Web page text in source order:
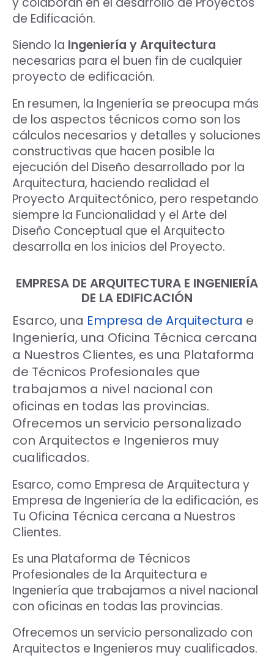
de Edificación.
Siendo la Ingeniería y Arquitectura
necesarias para el buen fin de cualquier
proyecto de edificación.
En resumen, la Ingeniería se preocupa más
de los aspectos técnicos como son los
cálculos necesarios y detalles y soluciones
constructivas que hacen posible la
ejecución del Diseño desarrollado por la
Arquitectura, haciendo realidad el
Proyecto Arquitectónico, pero respetando
siempre la Funcionalidad y el Arte del
Diseño Conceptual que el Arquitecto
desarrolla en los inicios del Proyecto.
EMPRESA DE ARQUITECTURA E INGENIERÍA
DE LA EDIFICACIÓN
Esarco, una Empresa de Arquitectura e
Ingeniería, una Oficina Técnica cercana
a Nuestros Clientes, es una Plataforma
de Técnicos Profesionales que
trabajamos a nivel nacional con
oficinas en todas las provincias.
Ofrecemos un servicio personalizado
con Arquitectos e Ingenieros muy
cualificados.
Esarco, como Empresa de Arquitectura y
Empresa de Ingeniería de la edificación, es
Tu Oficina Técnica cercana a Nuestros
Clientes.
Es una Plataforma de Técnicos
Profesionales de la Arquitectura e
Ingeniería que trabajamos a nivel nacional
con oficinas en todas las provincias.
Ofrecemos un servicio personalizado con
Arquitectos e Ingenieros muy cualificados.